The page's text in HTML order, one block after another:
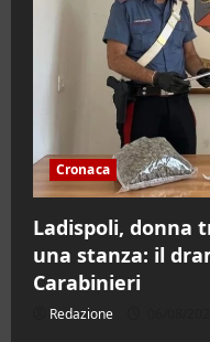
Cronaca
Ladispoli, donna
una stanza: il
Carabinieri
Redazione